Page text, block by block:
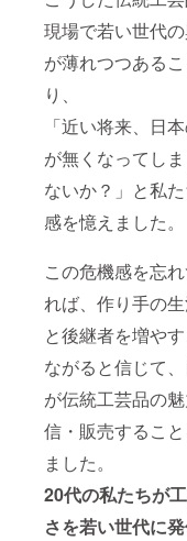
現場で若い世代
が薄れつつある
り、
「近い将来、日
が無くなってし
ないか？」と私
感を憶えました。
この危機感を忘
れば、作り手の
と後継者を増や
ながると信じて
が伝統工芸品の
信・販売するこ
ました。
20代の私たちが
さを若い世代に